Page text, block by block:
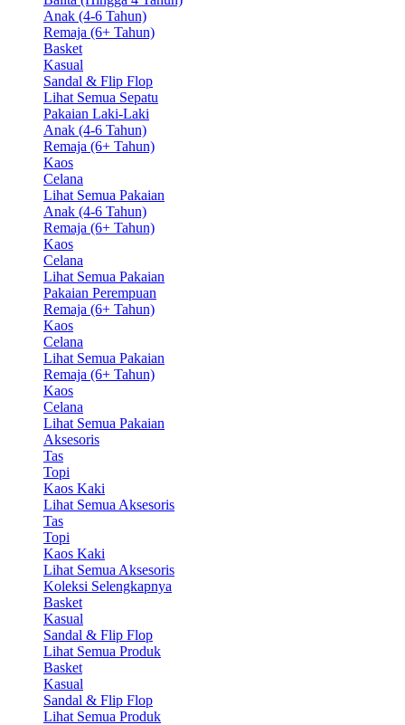
Anak (4-6 Tahun)
Remaja (6+ Tahun)
Basket
Kasual
Sandal & Flip Flop
Lihat Semua Sepatu
Pakaian Laki-Laki
Anak (4-6 Tahun)
Remaja (6+ Tahun)
Kaos
Celana
Lihat Semua Pakaian
Anak (4-6 Tahun)
Remaja (6+ Tahun)
Kaos
Celana
Lihat Semua Pakaian
Pakaian Perempuan
Remaja (6+ Tahun)
Kaos
Celana
Lihat Semua Pakaian
Remaja (6+ Tahun)
Kaos
Celana
Lihat Semua Pakaian
Aksesoris
Tas
Topi
Kaos Kaki
Lihat Semua Aksesoris
Tas
Topi
Kaos Kaki
Lihat Semua Aksesoris
Koleksi Selengkapnya
Basket
Kasual
Sandal & Flip Flop
Lihat Semua Produk
Basket
Kasual
Sandal & Flip Flop
Lihat Semua Produk